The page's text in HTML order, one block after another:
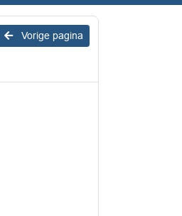
Vorige pagina